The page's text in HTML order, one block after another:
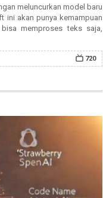
meluncurkan model baru
ini akan punya kemampuan
memproses teks saja,
720